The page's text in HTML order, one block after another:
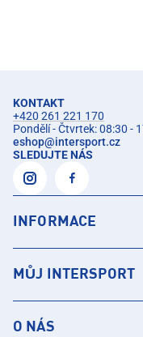
KONTAKT
+420 261 221 170
Pondělí - Čtvrtek: 08:30 -
eshop@intersport.cz
SLEDUJTE NÁS
INFORMACE
MŮJ INTERSPORT
O NÁS